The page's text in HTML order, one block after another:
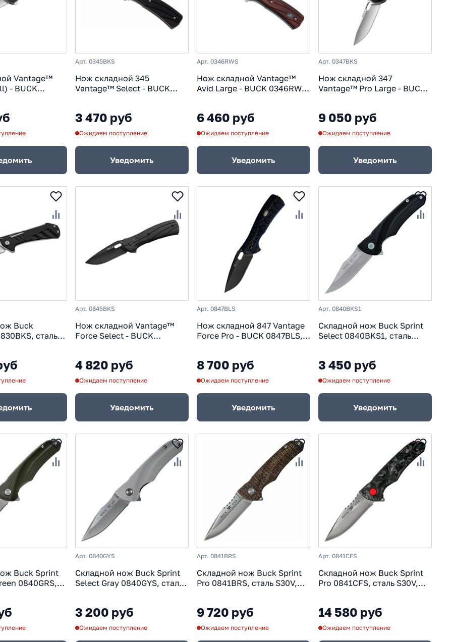
Vantage™
- BUCK
Арт. 0345BKS
Нож складной 345
Vantage™ Select - BUCK
3 470 руб
Ожидаем поступление
Уведомить
Арт. 0346RWS
Нож складной Vantage™
Avid Large - BUCK 0346RWS,
6 460 руб
Ожидаем поступление
Уведомить
Арт. 0347BKS
Нож складной 347
Vantage™ Pro Large - BUCK
9 050 руб
Ожидаем поступление
Уведомить
Buck
сталь
Арт. 0845BKS
Нож складной Vantage™
Force Select - BUCK
4 820 руб
Ожидаем поступление
Уведомить
Арт. 0847BLS
Нож складной 847 Vantage
Force Pro - BUCK 0847BLS,
8 700 руб
Ожидаем поступление
Уведомить
Арт. 0840BKS1
Складной нож Buck Sprint
Select 0840BKS1, сталь
3 450 руб
Ожидаем поступление
Уведомить
Buck Sprint
0840GRS,
Арт. 0840GYS
Складной нож Buck Sprint
Select Gray 0840GYS, сталь
3 200 руб
Ожидаем поступление
Арт. 0841BRS
Складной нож Buck Sprint
Pro 0841BRS, сталь S30V,
9 720 руб
Ожидаем поступление
Арт. 0841CFS
Складной нож Buck Sprint
Pro 0841CFS, сталь S30V,
14 580 руб
Ожидаем поступление